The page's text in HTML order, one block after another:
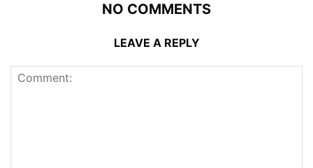
NO COMMENTS
LEAVE A REPLY